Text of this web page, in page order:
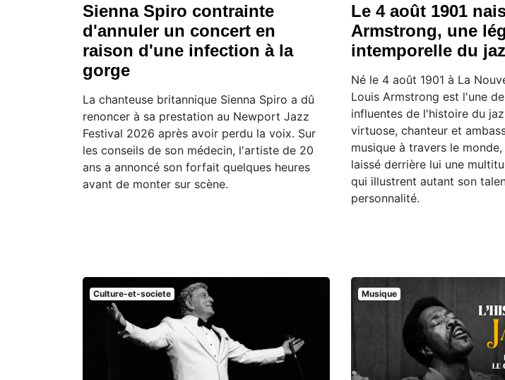
Sienna Spiro contrainte
d'annuler un concert en
raison d'une infection à la
gorge
La chanteuse britannique Sienna Spiro a dû
renoncer à sa prestation au Newport Jazz
Festival 2026 après avoir perdu la voix. Sur
les conseils de son médecin, l'artiste de 20
ans a annoncé son forfait quelques heures
avant de monter sur scène.
Le 4 août 1901
Armstrong, une
intemporelle du
Né le 4 août 1901 à La
Louis Armstrong est l'une
influentes de l'histoire du
virtuose, chanteur et
musique à travers le
laissé derrière lui une
qui illustrent autant son
personnalité.
Culture-et-societe Musique